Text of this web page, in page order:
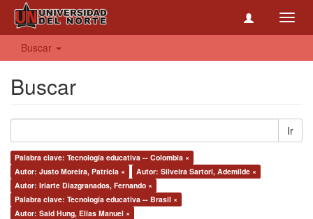
Buscar
Buscar
Ir
Palabra clave: Tecnología educativa -- Colombia ×
Autor: Justo Moreira, Patricia ×
Autor: Silveira Sartori, Ademilde ×
Autor: Iriarte Diazgranados, Fernando ×
Palabra clave: Tecnología educativa -- Brasil ×
Autor: Said Hung, Elías Manuel ×